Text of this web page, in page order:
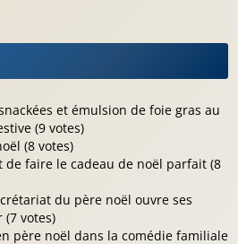
et émulsion de foie gras au
(9 votes)
(8 votes)
de faire le cadeau de noël parfait (8
du père noël ouvre ses
(7 votes)
père noël dans la comédie familiale